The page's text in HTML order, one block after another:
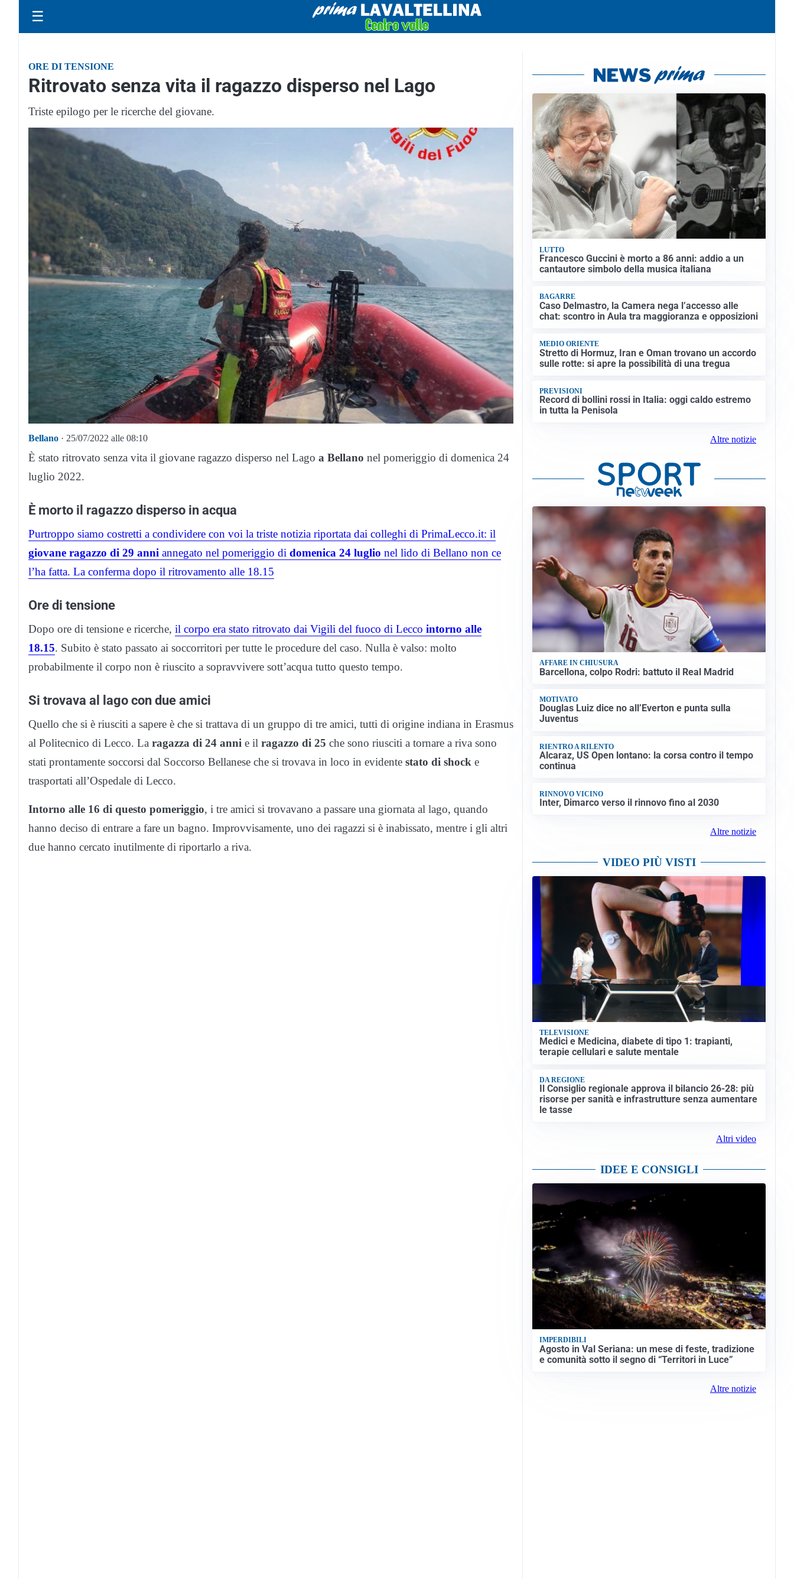
☰
ORE DI TENSIONE
Ritrovato senza vita il ragazzo disperso nel Lago
Triste epilogo per le ricerche del giovane.
Bellano · 25/07/2022 alle 08:10
È stato ritrovato senza vita il giovane ragazzo disperso nel Lago a Bellano nel pomeriggio di domenica 24
luglio 2022.
È morto il ragazzo disperso in acqua
Purtroppo siamo costretti a condividere con voi la triste notizia riportata dai colleghi di PrimaLecco.it: il
giovane ragazzo di 29 anni annegato nel pomeriggio di domenica 24 luglio nel lido di Bellano non ce
l’ha fatta. La conferma dopo il ritrovamento alle 18.15
Ore di tensione
Dopo ore di tensione e ricerche, il corpo era stato ritrovato dai Vigili del fuoco di Lecco intorno alle
18.15. Subito è stato passato ai soccorritori per tutte le procedure del caso. Nulla è valso: molto
probabilmente il corpo non è riuscito a sopravvivere sott’acqua tutto questo tempo.
Si trovava al lago con due amici
Quello che si è riusciti a sapere è che si trattava di un gruppo di tre amici, tutti di origine indiana in Erasmus
al Politecnico di Lecco. La ragazza di 24 anni e il ragazzo di 25 che sono riusciti a tornare a riva sono
stati prontamente soccorsi dal Soccorso Bellanese che si trovava in loco in evidente stato di shock e
trasportati all’Ospedale di Lecco.
Intorno alle 16 di questo pomeriggio, i tre amici si trovavano a passare una giornata al lago, quando
hanno deciso di entrare a fare un bagno. Improvvisamente, uno dei ragazzi si è inabissato, mentre i gli altri
due hanno cercato inutilmente di riportarlo a riva.
LUTTO
Francesco Guccini è morto a 86 anni: addio a un
cantautore simbolo della musica italiana
BAGARRE
Caso Delmastro, la Camera nega l’accesso alle
chat: scontro in Aula tra maggioranza e opposizioni
MEDIO ORIENTE
Stretto di Hormuz, Iran e Oman trovano un accordo
sulle rotte: si apre la possibilità di una tregua
PREVISIONI
Record di bollini rossi in Italia: oggi caldo estremo
in tutta la Penisola
Altre notizie
AFFARE IN CHIUSURA
Barcellona, colpo Rodri: battuto il Real Madrid
MOTIVATO
Douglas Luiz dice no all’Everton e punta sulla
Juventus
RIENTRO A RILENTO
Alcaraz, US Open lontano: la corsa contro il tempo
continua
RINNOVO VICINO
Inter, Dimarco verso il rinnovo fino al 2030
Altre notizie
VIDEO PIÙ VISTI
TELEVISIONE
Medici e Medicina, diabete di tipo 1: trapianti,
terapie cellulari e salute mentale
DA REGIONE
Il Consiglio regionale approva il bilancio 26-28: più
risorse per sanità e infrastrutture senza aumentare
le tasse
Altri video
IDEE E CONSIGLI
IMPERDIBILI
Agosto in Val Seriana: un mese di feste, tradizione
e comunità sotto il segno di “Territori in Luce”
Altre notizie